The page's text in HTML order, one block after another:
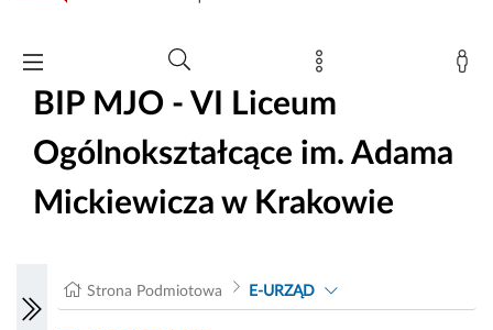
BIP MJO - VI Liceum
Ogólnokształcące im. Adama
Mickiewicza w Krakowie
Strona Podmiotowa E-URZĄD